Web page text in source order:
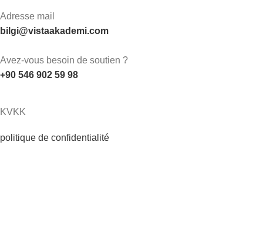
Adresse mail
bilgi@vistaakademi.com
Avez-vous besoin de soutien ?
+90 546 902 59 98
KVKK
politique de confidentialité